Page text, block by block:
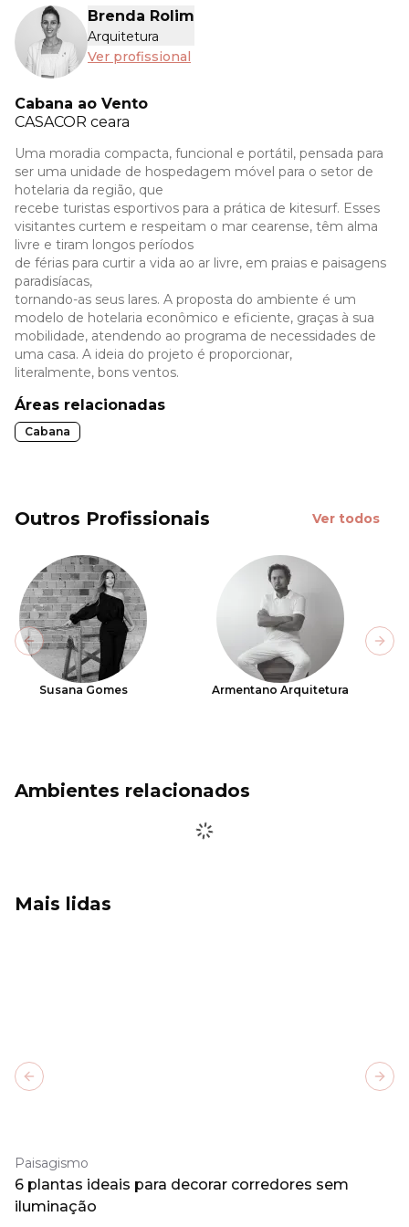
Brenda Rolim
Arquitetura
Ver profissional
Cabana ao Vento
CASACOR ceara
Uma moradia compacta, funcional e portátil, pensada para
ser uma unidade de hospedagem móvel para o setor de
hotelaria da região, que
recebe turistas esportivos para a prática de kitesurf. Esses
visitantes curtem e respeitam o mar cearense, têm alma
livre e tiram longos períodos
de férias para curtir a vida ao ar livre, em praias e paisagens
paradisíacas,
tornando-as seus lares. A proposta do ambiente é um
modelo de hotelaria econômico e eficiente, graças à sua
mobilidade, atendendo ao programa de necessidades de
uma casa. A ideia do projeto é proporcionar,
literalmente, bons ventos.
Áreas relacionadas
Cabana
Outros Profissionais Ver todos
Susana Gomes Armentano Arquitetura
Previous slide
Ambientes relacionados
Mais lidas
Paisagismo
6 plantas ideais para decorar corredores sem
iluminação
Previous slide